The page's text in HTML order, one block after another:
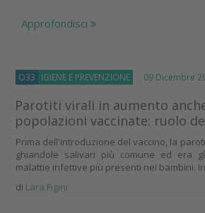
Approfondisci
O33 IGIENE E PREVENZIONE 09 Dicembre
Parotiti virali in aumento
popolazioni vaccinate: ruolo
Prima dell'introduzione del vaccino, la
ghiandole salivari più comune ed era
malattie infettive più presenti nei bambini.
di Lara Figini